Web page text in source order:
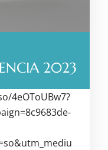
2023
4eOToUBw7?